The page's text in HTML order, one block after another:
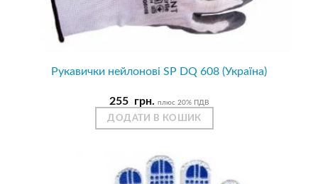
Рукавички нейлонові SP DQ 608 (Україна)
255 грн. плюс 20% ПДВ
ДОДАТИ В КОШИК